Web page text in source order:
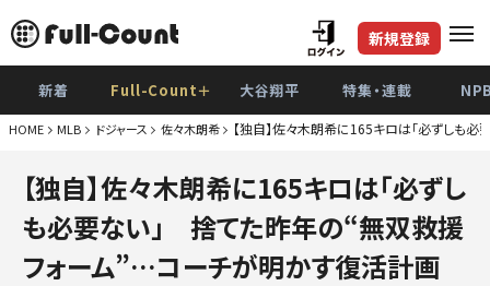
新規登録
新着 Full-Count＋ 大谷翔平 特集・連載
巨
HOME MLB ドジャース 佐々木朗希 【独自】佐々木朗希に165キロは「必ずしも
【独自】佐々木朗希に165キロは「必ずし
も必要ない」 捨てた昨年の“無双救援
フォーム”…コーチが明かす復活計画